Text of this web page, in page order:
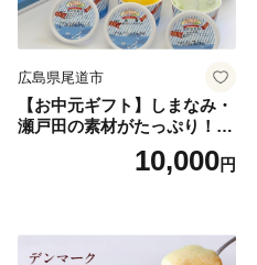
広島県尾道市
【お中元ギフト】しまなみ・
瀬戸田の素材がたっぷり！ジ
10,000円